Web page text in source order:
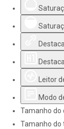
Leitor
Modo
Tamanho do
Tamanho do